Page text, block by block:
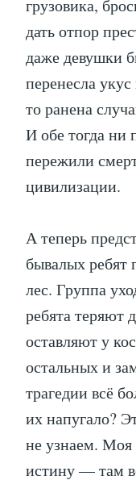
грузовика,
дать отпор
даже девушки
перенесла
то ранена
И обе тогда ни
пережили
цивилизации.
А теперь
бывалых ребят
лес. Группа
ребята теряют
оставляют у
остальных и
трагедии всё
их напугало?
не узнаем. Моя
истину — там